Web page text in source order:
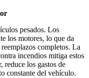
pesados. Los
los motores, lo que da
completos. La
incendios mitiga estos
reduce los gastos de
constante del vehículo.